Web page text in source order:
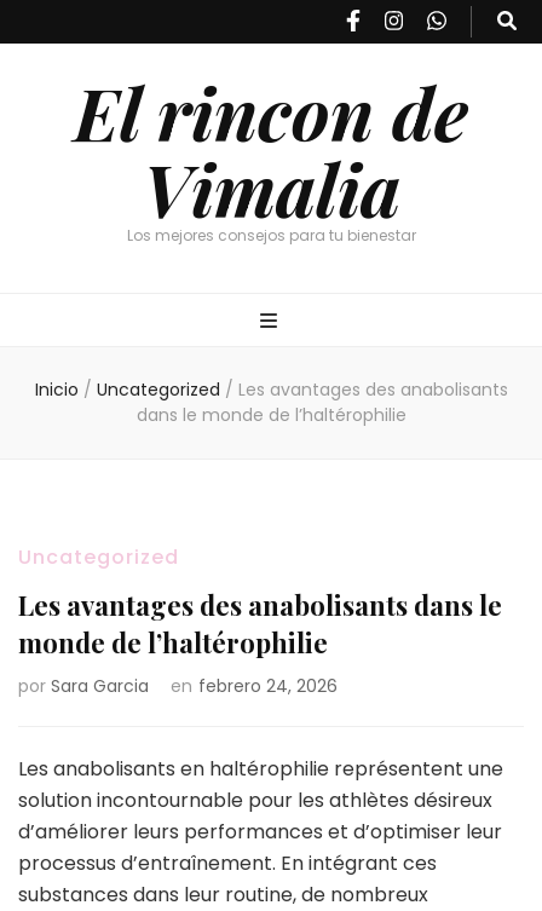
El rincon de
Vimalia
Los mejores consejos para tu bienestar
Inicio / Uncategorized / Les avantages des anabolisants
dans le monde de l’haltérophilie
Uncategorized
Les avantages des anabolisants dans le
monde de l’haltérophilie
por Sara Garcia en febrero 24, 2026
Les anabolisants en haltérophilie représentent une
solution incontournable pour les athlètes désireux
d’améliorer leurs performances et d’optimiser leur
processus d’entraînement. En intégrant ces
substances dans leur routine, de nombreux